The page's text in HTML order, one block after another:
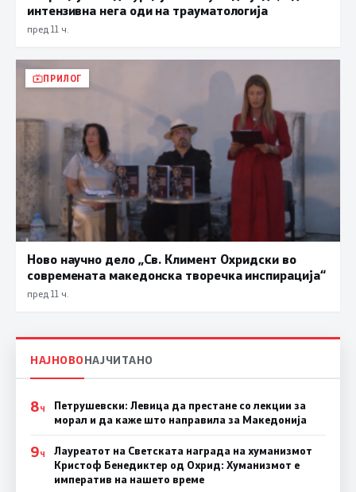
интензивна нега оди на трауматологија
пред 11 ч.
ПРИЛОГ
Ново научно дело „Св. Климент Охридски во
современата македонска творечка инспирација“
пред 11 ч.
НАЈНОВОНАЈЧИТАНО
8Ч
Петрушевски: Левица да престане со лекции за
морал и да каже што направила за Македонија
9Ч
Лауреатот на Светската награда на хуманизмот
Кристоф Бенедиктер од Охрид: Хуманизмот е
императив на нашето време